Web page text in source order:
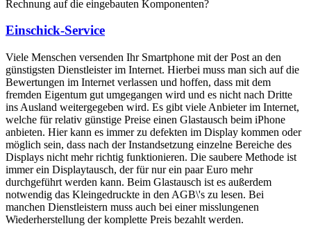
Rechnung auf die eingebauten Komponenten?
Einschick-Service
Viele Menschen versenden Ihr Smartphone mit der Post an den
günstigsten Dienstleister im Internet. Hierbei muss man sich auf die
Bewertungen im Internet verlassen und hoffen, dass mit dem
fremden Eigentum gut umgegangen wird und es nicht nach Dritte
ins Ausland weitergegeben wird. Es gibt viele Anbieter im Internet,
welche für relativ günstige Preise einen Glastausch beim iPhone
anbieten. Hier kann es immer zu defekten im Display kommen oder
möglich sein, dass nach der Instandsetzung einzelne Bereiche des
Displays nicht mehr richtig funktionieren. Die saubere Methode ist
immer ein Displaytausch, der für nur ein paar Euro mehr
durchgeführt werden kann. Beim Glastausch ist es außerdem
notwendig das Kleingedruckte in den AGB\'s zu lesen. Bei
manchen Dienstleistern muss auch bei einer misslungenen
Wiederherstellung der komplette Preis bezahlt werden.